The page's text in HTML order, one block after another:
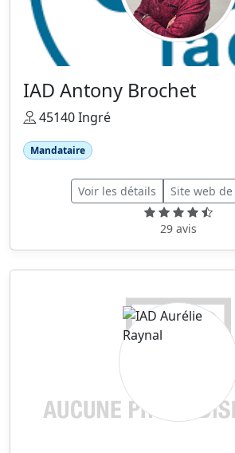
IAD Antony Brochet
45140 Ingré
Mandataire
Voir les détails Site web
29 avis